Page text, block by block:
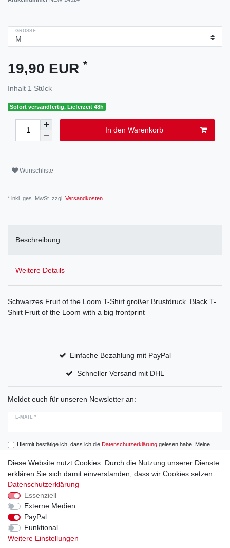
GRÖSSE
19,90 EUR *
Inhalt 1 Stück
Sofort versandfertig, Lieferzeit 48h
In den Warenkorb
Wunschliste
* inkl. ges. MwSt. zzgl. Versandkosten
Beschreibung
Weitere Details
Schwarzes Fruit of the Loom T-Shirt großer Brustdruck. Black T-
Shirt Fruit of the Loom with a big frontprint
Einfache Bezahlung mit PayPal
Schneller Versand mit DHL
Meldet euch für unseren Newsletter an:
E-MAIL *
Hiermit bestätige ich, dass ich die Daten­schutz­erklärunggelesen habe. Meine
Einwilligung kann ich jederzeit widerrufen.
Abonnieren
Widerrufs­recht
Diese Website nutzt Cookies. Durch die Nutzung unserer Dienste
erklären Sie sich damit einverstanden, dass wir Cookies setzen.
Datenschutzerklärung
Essenziell
Externe Medien
PayPal
Funktional
Weitere Einstellungen